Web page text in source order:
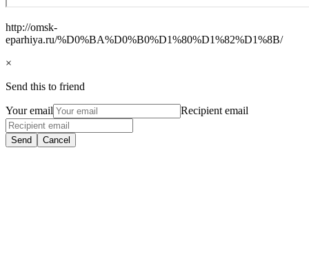
http://omsk-
eparhiya.ru/%D0%BA%D0%B0%D1%80%D1%82%D1%8B/
×
Send this to friend
Your email Recipient email
Send Cancel